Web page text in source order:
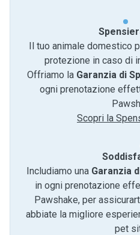
Il tuo animale domestico
protezione in caso di
Offriamo la Garanzia di
ogni prenotazione
Scopri la
Includiamo una Garanzia
in ogni prenotazione
Pawshake, per
abbiate la migliore
pet